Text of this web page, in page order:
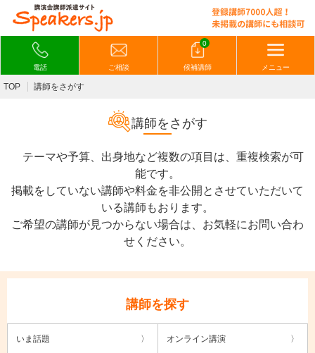
電話 ご相談
0
候補講師 メニュー
TOP 講師をさがす
講師をさがす
テーマや予算、出身地など複数の項目は、重複検索が可
能です。
掲載をしていない講師や料金を非公開とさせていただいて
いる講師もおります。
ご希望の講師が見つからない場合は、お気軽にお問い合わ
せください。
講師を探す
いま話題 オンライン講演